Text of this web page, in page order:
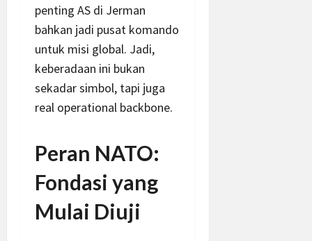
penting AS di Jerman
bahkan jadi pusat komando
untuk misi global. Jadi,
keberadaan ini bukan
sekadar simbol, tapi juga
real operational backbone.
Peran NATO:
Fondasi yang
Mulai Diuji